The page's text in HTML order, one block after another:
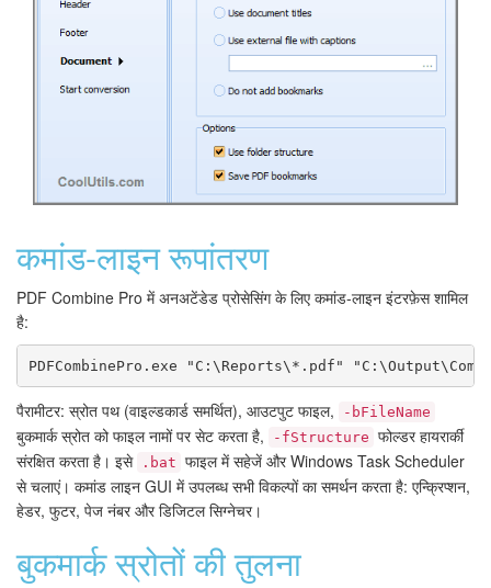
कमांड-लाइन रूपांतरण
PDF Combine Pro में अनअटेंडेड प्रोसेसिंग के लिए कमांड-लाइन इंटरफ़ेस शामिल
है:
PDFCombinePro.exe "C:\Reports\*.pdf"
पैरामीटर: स्रोत पथ (वाइल्डकार्ड समर्थित), आउटपुट फाइल, -bFileName
बुकमार्क स्रोत को फाइल नामों पर सेट करता है, -fStructure फोल्डर हायरार्की
संरक्षित करता है। इसे
.bat फाइल में सहेजें और Windows Task Scheduler
से चलाएं। कमांड लाइन GUI में उपलब्ध सभी विकल्पों का समर्थन करता है: एन्क्रिप्शन,
हेडर, फुटर, पेज नंबर और डिजिटल सिग्नेचर।
बुकमार्क स्रोतों की तुलना